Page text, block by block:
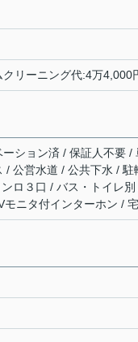
クリーニング代:4万
ーション済 / 保証人不要
/ 公営水道 / 公共下水 /
ンロ３口 / バス・トイレ
モニタ付インターホン /